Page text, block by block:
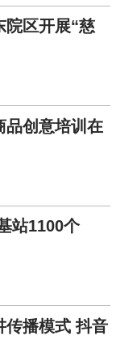
院区开展“慈
品创意培训在
站1100个
传播模式 抖音